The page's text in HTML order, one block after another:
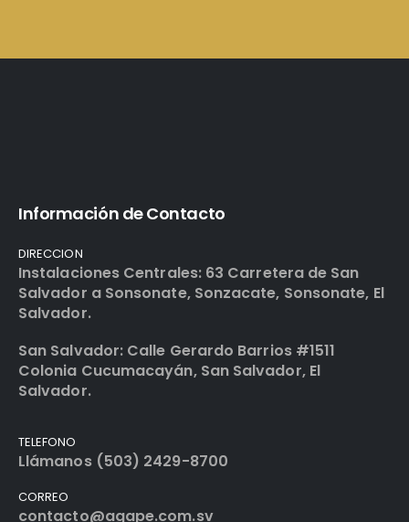
Información de Contacto
DIRECCION
Instalaciones Centrales: 63 Carretera de San
Salvador a Sonsonate, Sonzacate, Sonsonate, El
Salvador.
San Salvador: Calle Gerardo Barrios #1511
Colonia Cucumacayán, San Salvador, El
Salvador.
TELEFONO
Llámanos (503) 2429-8700
CORREO
contacto@agape.com.sv